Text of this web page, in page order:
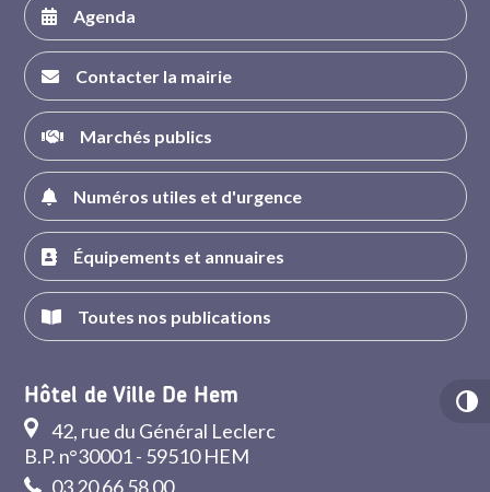
Agenda
Contacter la mairie
Marchés publics
Numéros utiles et d'urgence
Équipements et annuaires
Toutes nos publications
Hôtel de Ville De Hem
42, rue du Général Leclerc
B.P. n°30001 - 59510 HEM
03 20 66 58 00